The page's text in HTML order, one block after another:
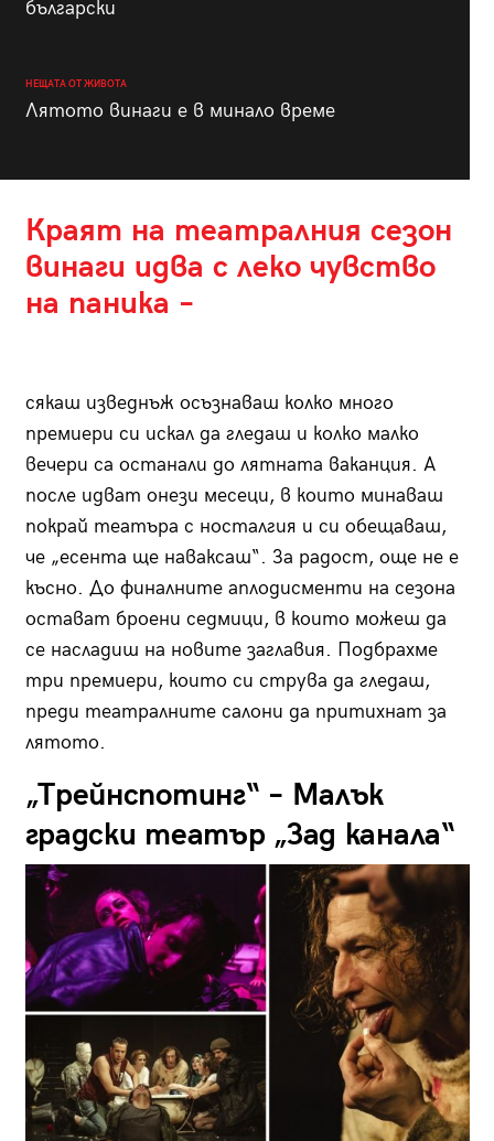
български
НЕЩАТА ОТ ЖИВОТА
Лятото винаги е в минало време
Краят на театралния сезон
винаги идва с леко чувство
на паника –
сякаш изведнъж осъзнаваш колко много
премиери си искал да гледаш и колко малко
вечери са останали до лятната ваканция. А
после идват онези месеци, в които минаваш
покрай театъра с носталгия и си обещаваш,
че „есента ще наваксаш“. За радост, още не е
късно. До финалните аплодисменти на сезона
остават броени седмици, в които можеш да
се насладиш на новите заглавия. Подбрахме
три премиери, които си струва да гледаш,
преди театралните салони да притихнат за
лятото.
„Трейнспотинг“ – Малък
градски театър „Зад канала“